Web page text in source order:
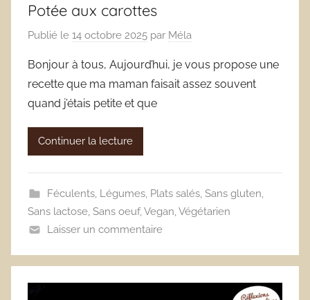
Potée aux carottes
Publié le 14 octobre 2025 par Méla
Bonjour à tous, Aujourd’hui, je vous propose une
recette que ma maman faisait assez souvent
quand j’étais petite et que
Continuer la lecture
Féculents, Légumes, Plats salés, Sans gluten
Sans lactose Sans oeuf, Vegan Végétarien
Laisser un commentaire